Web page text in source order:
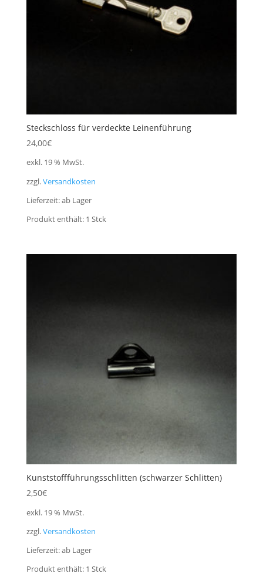
Steckschloss für verdeckte Leinenführung
24,00€
exkl. 19 % MwSt.
zzgl.Versandkosten
Lieferzeit:ab Lager
Produkt enthält: 1 Stck
Kunststoffführungsschlitten (schwarzer Schlitten)
2,50€
exkl. 19 % MwSt.
zzgl.Versandkosten
Lieferzeit:ab Lager
Produkt enthält: 1 Stck